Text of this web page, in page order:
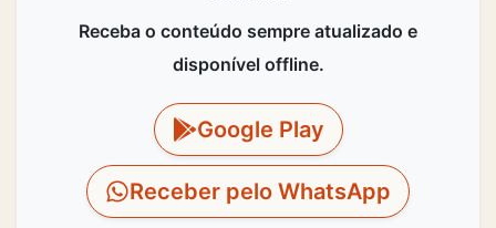
Receba o conteúdo sempre atualizado e
disponível offline.
Google Play
Receber pelo WhatsApp